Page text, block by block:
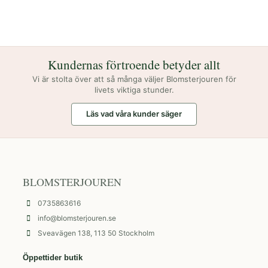
Kundernas förtroende betyder allt
Vi är stolta över att så många väljer Blomsterjouren för
livets viktiga stunder.
Läs vad våra kunder säger
BLOMSTERJOUREN
0735863616
info@blomsterjouren.se
Sveavägen 138, 113 50 Stockholm
Öppettider butik